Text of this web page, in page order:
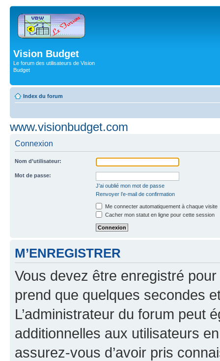
Vision Budget
Le forum des utilisateurs de Vision
Budget
Index du forum
www.visionbudget.com
Connexion
Nom d’utilisateur:
Mot de passe:
J’ai oublié mon mot de passe
Renvoyer l’e-mail de confirmation
Me connecter automatiquement à chaque visite
Cacher mon statut en ligne pour cette session
M’ENREGISTRER
Vous devez être enregistré
prend que quelques secondes
L’administrateur du forum peut
additionnelles aux utilisateurs
assurez-vous d’avoir pris